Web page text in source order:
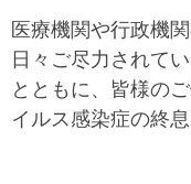
ㅤ医療機関や行政
日々ご尽力されて
とともに、皆様の
イルス感染症の終